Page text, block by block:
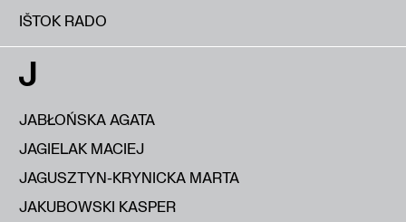
IŠTOK RADO
J
JABŁOŃSKA AGATA
JAGIELAK MACIEJ
JAGUSZTYN-KRYNICKA MARTA
JAKUBOWSKI KASPER